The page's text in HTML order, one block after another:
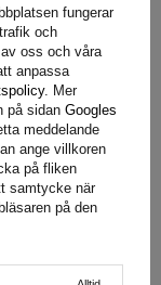
remmen pressar
effektivt
Detta är en
bestämmer
är
eftersom den
fungerar
och
oss och våra
anpassa
. Mer
på sidan Googles
meddelande
ange villkoren
på fliken
samtycke när
på den